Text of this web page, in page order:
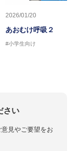
2026/01/20
あおむけ呼吸２
#小学生向け
さい
見やご要望をお